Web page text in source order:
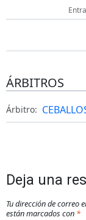
Entra
ÁRBITROS
Árbitro:
Deja una
Tu dirección de correo
están marcados con *